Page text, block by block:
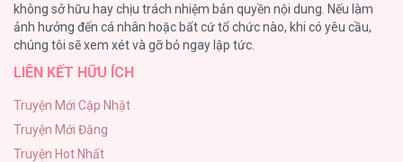
Deep Pivot [...] – Chap 30
Đứa Nhỏ Không Phải Là Con Anh
124
Vương Miện Lục Bảo
Mùa Xuân Hoa Nở
103
không sở hữu hay chịu trách nhiệm bản quyền nội dung. Nếu làm
ảnh hưởng đến cá nhân hoặc bất cứ tổ chức nào, khi có yêu cầu,
chúng tôi sẽ xem xét và gỡ bỏ ngay lập tức.
LIÊN KẾT HỮU ÍCH
Truyện Mới Cập Nhật
Truyện Mới Đăng
Truyện Hot Nhất